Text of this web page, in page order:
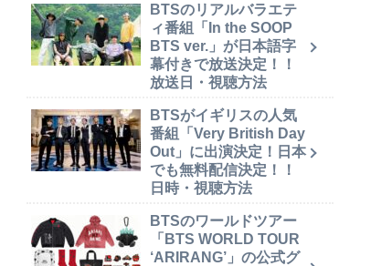
BTSのリアルバラエテ
ィ番組「In the SOOP
BTS ver.」が日本語字
幕付きで放送決定！！
放送日・視聴方法
BTSがイギリスの人気
番組「Very British Day
Out」に出演決定！日本
でも無料配信決定！！
日時・視聴方法
BTSのワールドツアー
「BTS WORLD TOUR
‘ARIRANG’」の公式グ